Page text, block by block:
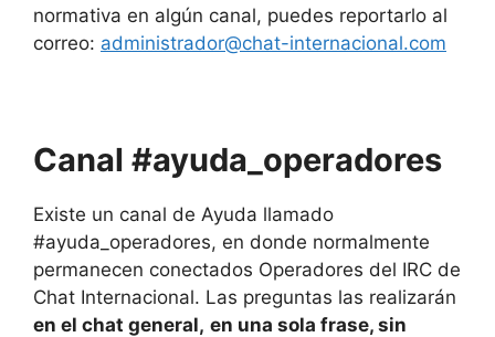
normativa en algún canal, puedes reportarlo al
correo: administrador@chat-internacional.com
Canal #ayuda_operadores
Existe un canal de Ayuda llamado
#ayuda_operadores, en donde normalmente
permanecen conectados Operadores del IRC de
Chat Internacional. Las preguntas las realizarán
en el chat general, en una sola frase, sin